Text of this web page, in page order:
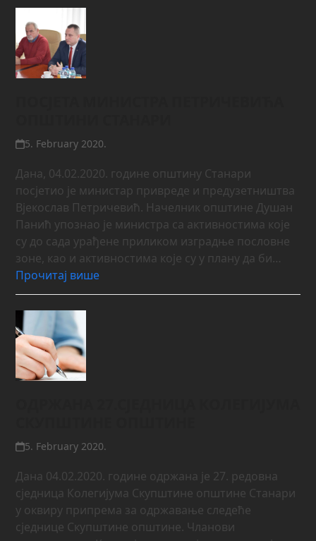
5. February 2020.
Дана, 04.02.2020. године општину Станари
посјетио је министар привреде и предузетништва
Вјекослав Петричевић. Начелник општине Душан
Панић упознао је министра са активностима које
су до сада урађене приликом изградње пословне
зоне, као и активностима које су у плану да би…
Прочитај више
5. February 2020.
Дана 04.02.2020. године одржана је 27. редовна
сједница Колегијума Скупштине општине Станари
у оквиру припрема за одржавање следеће
сједнице Скупштине општине. Чланови